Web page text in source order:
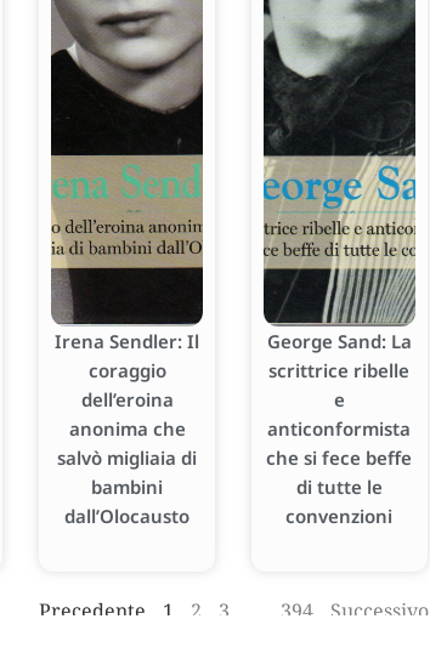
Irena Sendler: Il
coraggio
dell’eroina
anonima che
salvò migliaia di
bambini
dall’Olocausto
George Sand: La
scrittrice ribelle
e
anticonformista
che si fece beffe
di tutte le
convenzioni
Precedente 1 2 3 394 Successivo